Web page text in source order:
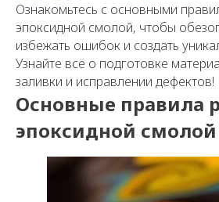
Ознакомьтесь с основными
эпоксидной смолой, чтобы
избежать ошибок и создать
Узнайте всё о подготовке
заливки и исправлении дефектов!
Основные правила
эпоксидной смолой